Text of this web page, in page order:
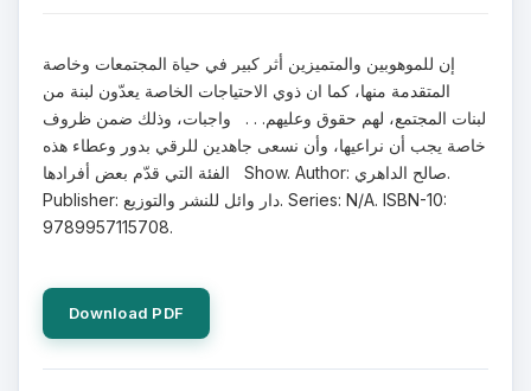
إن للموهوبين والمتميزين أثر كبير في حياة المجتمعات وخاصة
المتقدمة منها، كما ان ذوي الاحتياجات الخاصة يعدّون لبنة من
لبنات المجتمع، لهم حقوق وعليهم. . . واجبات، وذلك ضمن ظروف
خاصة يجب أن نراعيها، وأن نسعى جاهدين للرقي بدور وعطاء هذه
الفئة التي قدّم بعض أفرادها Show. Author: صالح الداهري.
Publisher: دار وائل للنشر والتوزيع. Series: N/A. ISBN-10:
9789957115708.
Download PDF